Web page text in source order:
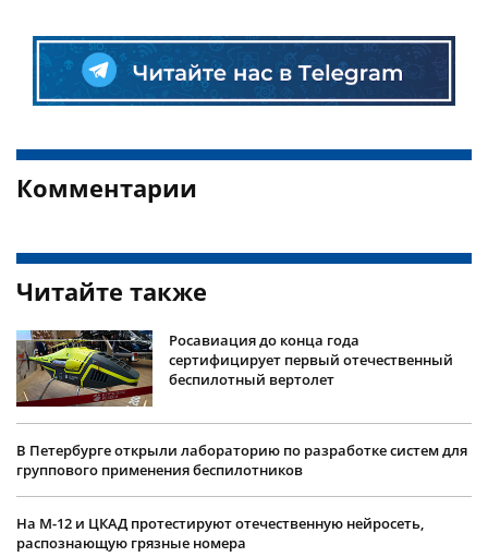
Комментарии
Читайте также
Росавиация до конца года
сертифицирует первый отечественный
беспилотный вертолет
В Петербурге открыли лабораторию по разработке систем для
группового применения беспилотников
На М-12 и ЦКАД протестируют отечественную нейросеть,
распознающую грязные номера